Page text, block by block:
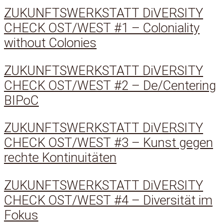
ZUKUNFTSWERKSTATT DiVERSITY
CHECK OST/WEST #1 – Coloniality
without Colonies
ZUKUNFTSWERKSTATT DiVERSITY
CHECK OST/WEST #2 – De/Centering
BIPoC
ZUKUNFTSWERKSTATT DiVERSITY
CHECK OST/WEST #3 – Kunst gegen
rechte Kontinuitäten
ZUKUNFTSWERKSTATT DiVERSITY
CHECK OST/WEST #4 – Diversität im
Fokus